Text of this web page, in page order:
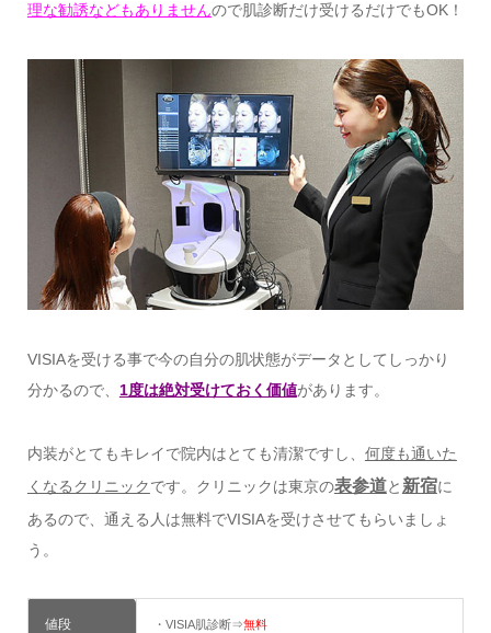
理な勧誘などもありませんので肌診断だけ受けるだけでもOK！
VISIAを受ける事で今の自分の肌状態がデータとしてしっかり
分かるので、 1度は絶対受けておく価値があります。
内装がとてもキレイで院内はとても清潔ですし、 何度も通いた
くなるクリニックです。クリニックは東京の表参道と 新宿に
あるので、通える人は無料でVISIAを受けさせてもらいましょ
う。
値段 ・VISIA肌診断⇒無料